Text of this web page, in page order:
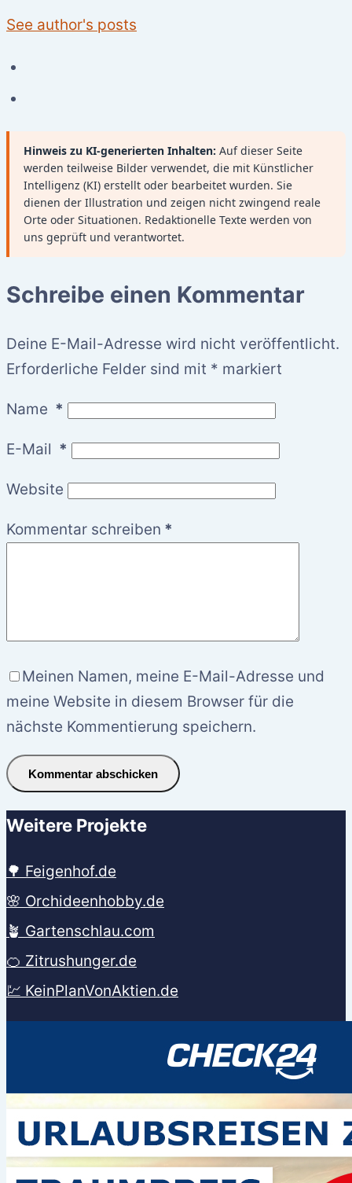
See author's posts
Hinweis zu KI-generierten Inhalten: Auf dieser Seite
werden teilweise Bilder verwendet, die mit Künstlicher
Intelligenz (KI) erstellt oder bearbeitet wurden. Sie
dienen der Illustration und zeigen nicht zwingend reale
Orte oder Situationen. Redaktionelle Texte werden von
uns geprüft und verantwortet.
Schreibe einen Kommentar
Deine E-Mail-Adresse wird nicht veröffentlicht.
Erforderliche Felder sind mit * markiert
Name *
E-Mail *
Website
Kommentar schreiben *
Meinen Namen, meine E-Mail-Adresse und
meine Website in diesem Browser für die
nächste Kommentierung speichern.
Kommentar abschicken
Weitere Projekte
🌳 Feigenhof.de
🌸 Orchideenhobby.de
🪴 Gartenschlau.com
🍊 Zitrushunger.de
💹 KeinPlanVonAktien.de